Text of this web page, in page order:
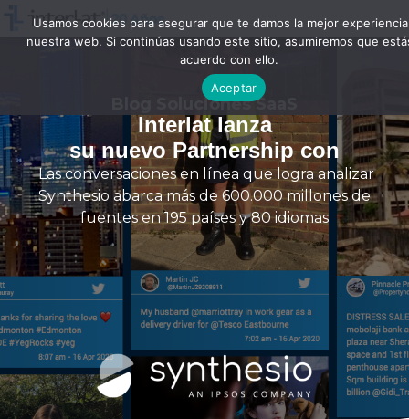
Blog Soluciones SaaS
Interlat lanza
su nuevo Partnershipcon
Las conversaciones en línea que logra analizar
Synthesio abarca más de 600.000 millones de
fuentes en 195 países y 80 idiomas
Usamos cookies para asegurar que te damos la mejor
nuestra web. Si continúas usando este sitio, asumiremos que
acuerdo con ello.
Aceptar